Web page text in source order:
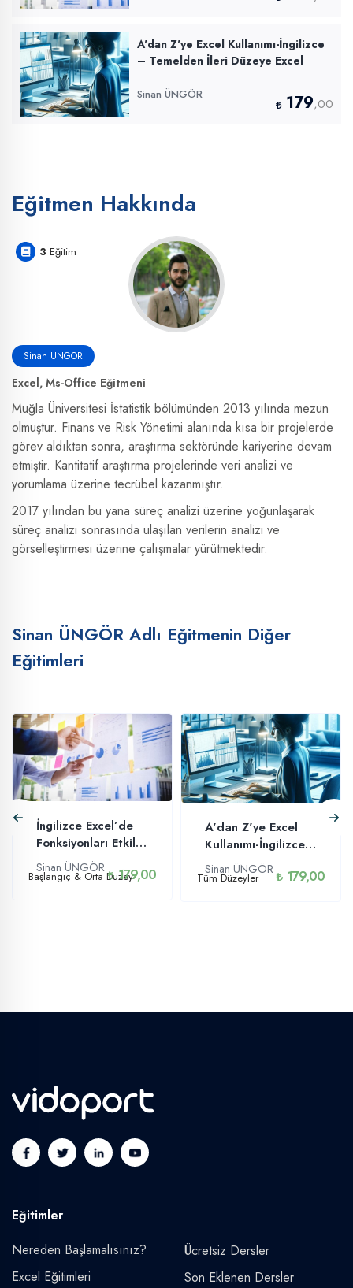
A'dan Z'ye Excel Kullanımı-İngilizce
– Temelden İleri Düzeye Excel
Sinan ÜNGÖR 179,00
Eğitmen Hakkında
Sinan ÜNGÖR
Excel, Ms-Office Eğitmeni
Muğla Üniversitesi İstatistik bölümünden 2013 yılında mezun
olmuştur. Finans ve Risk Yönetimi alanında kısa bir projelerde
görev aldıktan sonra, araştırma sektöründe kariyerine devam
etmiştir. Kantitatif araştırma projelerinde veri analizi ve
yorumlama üzerine tecrübel kazanmıştır.
2017 yılından bu yana süreç analizi üzerine yoğunlaşarak
süreç analizi sonrasında ulaşılan verilerin analizi ve
görselleştirmesi üzerine çalışmalar yürütmektedir.
3 Eğitim
Sinan ÜNGÖR Adlı Eğitmenin Diğer
Eğitimleri
İngilizce Excel’de
Fonksiyonları Etkili
Kullanma
Sinan ÜNGÖR
Başlangıç & Orta Düzey179,00
A'dan Z'ye Excel
Kullanımı-İngilizce
– Temelden İleri
Düzeye Excel
Sinan ÜNGÖR
Tüm Düzeyler 179,00
Eğitimler
Nereden Başlamalısınız?
Excel Eğitimleri
Ücretsiz Dersler
Son Eklenen Dersler